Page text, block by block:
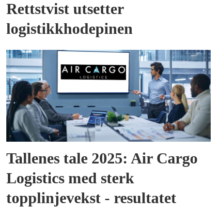
Rettstvist utsetter
logistikkhodepinen
Tallenes tale 2025: Air Cargo
Logistics med sterk
topplinjevekst - resultatet